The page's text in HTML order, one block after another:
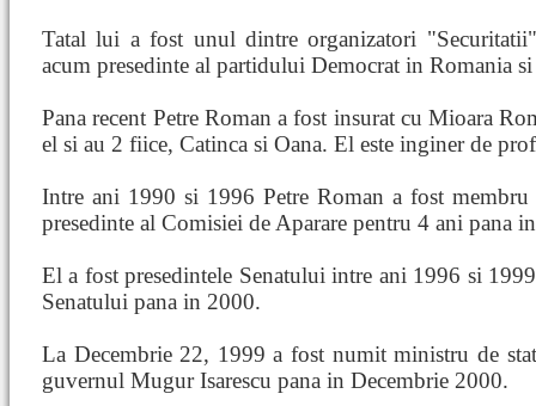
Tatal lui a fost unul dintre organizatori
acum presedinte al partidului Democrat in Romania
Pana recent Petre Roman a fost insurat cu Mioara
el si au 2 fiice, Catinca si Oana. El este inginer de
Intre ani 1990 si 1996 Petre Roman a fost
presedinte al Comisiei de Aparare pentru 4 ani pana
El a fost presedintele Senatului intre ani 1996 si
Senatului pana in 2000.
La Decembrie 22, 1999 a fost numit ministru de
guvernul Mugur Isarescu pana in Decembrie 2000.